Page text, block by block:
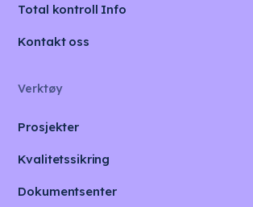
Total kontroll Info
Kontakt oss
Verktøy
Prosjekter
Kvalitetssikring
Dokumentsenter